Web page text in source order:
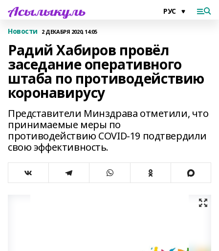
Новости 2 ДЕКАБРЯ 2020, 14:05
Радий Хабиров провёл
заседание оперативного
штаба по противодействию
коронавирусу
Представители Минздрава отметили, что
принимаемые меры по
противодействию COVID-19 подтвердили
свою эффективность.